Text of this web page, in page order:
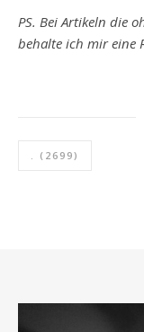
PS. Bei Artikeln die
behalte ich mir eine
. (2699)